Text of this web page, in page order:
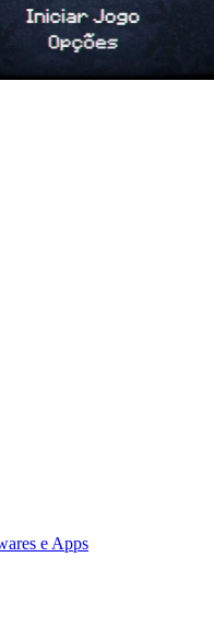
e Apps